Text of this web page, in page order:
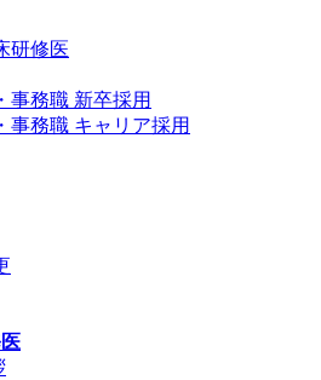
研修医
事務職 新卒採用
事務職 キャリア採用